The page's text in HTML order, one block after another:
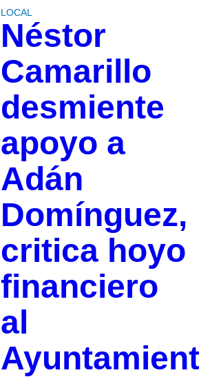
LOCAL
Néstor
Camarillo
desmiente
apoyo a
Adán
Domínguez,
critica hoyo
financiero
al